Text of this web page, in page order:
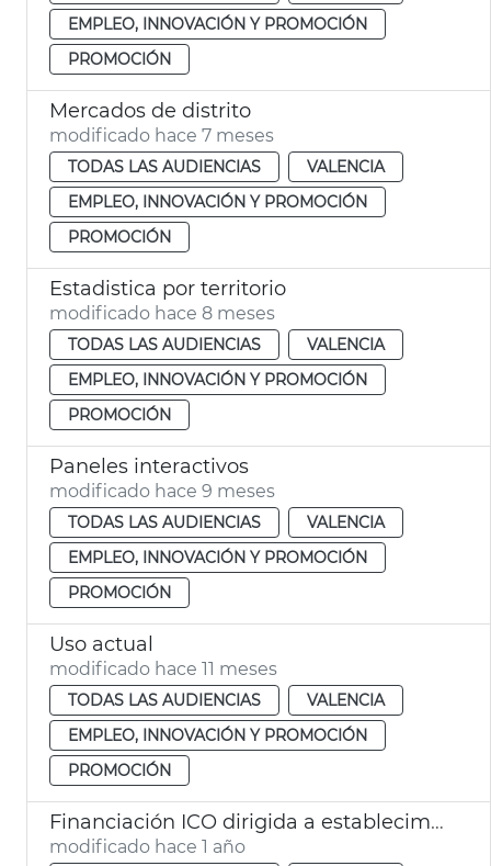
EMPLEO, INNOVACIÓN Y PROMOCIÓN
PROMOCIÓN
Mercados de distrito
modificado hace 7 meses
TODAS LAS AUDIENCIAS
VALENCIA
EMPLEO, INNOVACIÓN Y PROMOCIÓN
PROMOCIÓN
Estadistica por territorio
modificado hace 8 meses
TODAS LAS AUDIENCIAS
VALENCIA
EMPLEO, INNOVACIÓN Y PROMOCIÓN
PROMOCIÓN
Paneles interactivos
modificado hace 9 meses
TODAS LAS AUDIENCIAS
VALENCIA
EMPLEO, INNOVACIÓN Y PROMOCIÓN
PROMOCIÓN
Uso actual
modificado hace 11 meses
TODAS LAS AUDIENCIAS
VALENCIA
EMPLEO, INNOVACIÓN Y PROMOCIÓN
PROMOCIÓN
Financiación ICO dirigida a establecimientos turísticos damnificados por la DANA
modificado hace 1 año